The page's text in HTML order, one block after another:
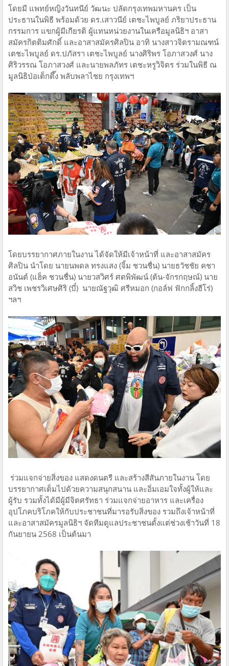
โดยมี แพทย์หญิงวันทนีย์ วัฒนะ ปลัดกรุงเทพมหานคร เป็น
ประธานในพิธี พร้อมด้วย ดร.เสาวนีย์ เตชะไพบูลย์ ภริยาประธาน
กรรมการ แขกผู้มีเกียรติ ผู้แทนหน่วยงานในเครือมูลนิธิฯ อาสา
สมัครกิตติมศักดิ์ และอาสาสมัครศิลปิน อาทิ นางสาวจิตรามณฑน์
เตชะไพบูลย์ ดร.ปภัสรา เตชะไพบูลย์ นางศิริพร โอภาสวงศ์ นาง
ศิริวรรณ โอภาสวงศ์ และนายพลภัทร เตชะหรูวิจิตร ร่วมในพิธี ณ
มูลนิธิป่อเต็กตึ๊ง พลับพลาไชย กรุงเทพฯ
โดยบรรยากาศภายในงาน ได้จัดให้มีเจ้าหน้าที่ และอาสาสมัคร
ศิลปิน นำโดย นายนพดล ทรงแสง (จิ้ม ชวนชื่น) นายธวัชชัย คชา
อนันต์ (แฮ็ค ชวนชื่น) นายวสวิศร์ ศตพิพัฒน์ (ต้น-จักรกฤษณ์) นาย
สวิช เพชรวิเศษศิริ (บี๋) นายณัฐวุฒิ ศรีหมอก (กอล์ฟ ฟักกลิ้งฮีโร่)
ฯลฯ
ร่วมแจกจ่ายสิ่งของ แสดงดนตรี และสร้างสีสันภายในงาน โดย
บรรยากาศเต็มไปด้วยความสนุกสนาน และอิ่มเอมใจทั้งผู้ให้และ
ผู้รับ รวมทั้งได้มีผู้มีจิตศรัทธา ร่วมแจกจ่ายอาหาร และเครื่อง
อุปโภคบริโภคให้กับประชาชนที่มารอรับสิ่งของ รวมถึงเจ้าหน้าที่
และอาสาสมัครมูลนิธิฯ จัดทีมดูแลประชาชนตั้งแต่ช่วงเช้าวันที่ 18
กันยายน 2568 เป็นต้นมา